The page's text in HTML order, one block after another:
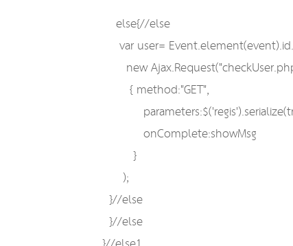
else{//else
var user=
new
{ method:"GET",
onComplete:showMsg
}
);
}//else
}//else